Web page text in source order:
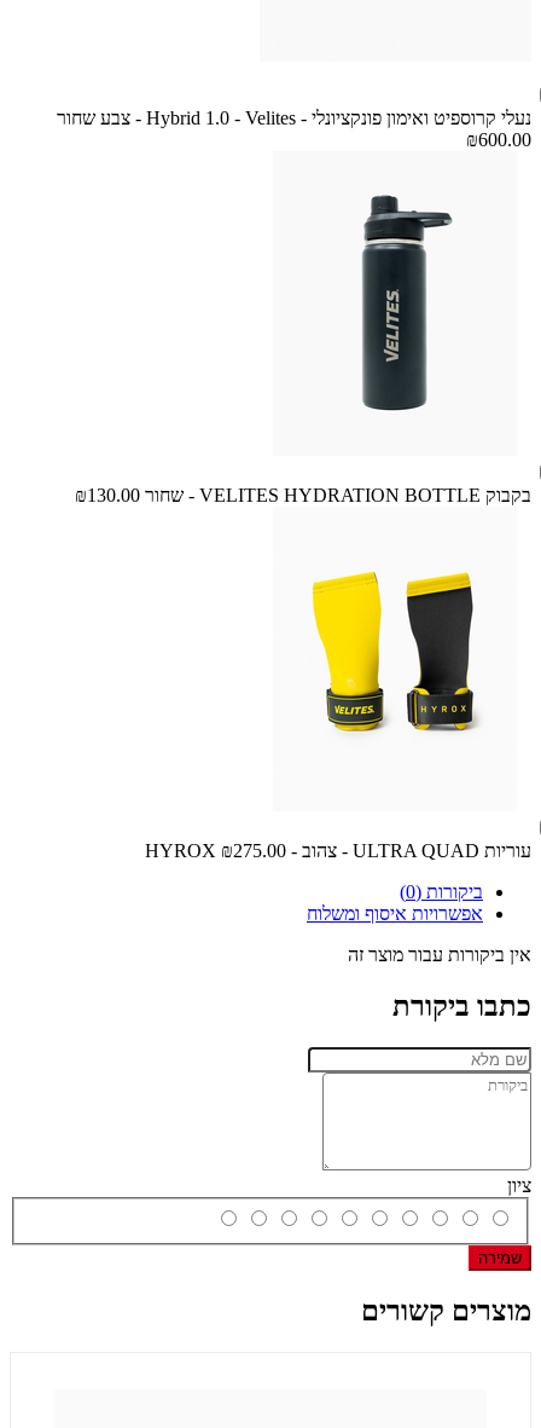
נעלי קרוספיט ואימון פונקציונלי - Hybrid 1.0 - Velites - צבע שחור
₪600.00
בקבוק VELITES HYDRATION BOTTLE - שחור ₪130.00
עוריות ULTRA QUAD - צהוב - HYROX
₪275.00
ביקורות (0)
אפשרויות איסוף ומשלוח
אין ביקורות עבור מוצר זה
כתבו ביקורת
ציון
שמירה
מוצרים קשורים